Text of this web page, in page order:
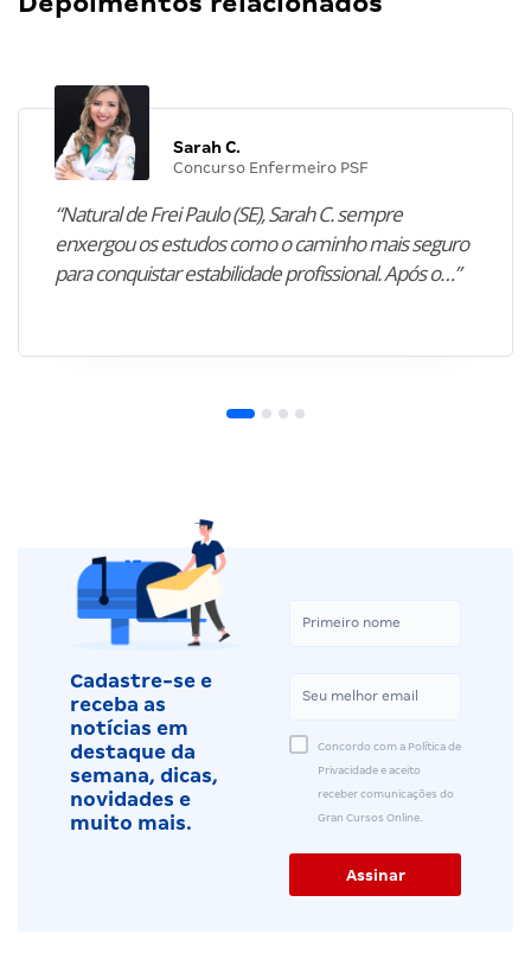
Sarah C.
Concurso Enfermeiro PSF
“Natural de Frei Paulo (SE), Sarah C. sempre
enxergou os estudos como o caminho mais seguro
para conquistar estabilidade profissional. Após o…”
Cadastre-se e
receba as
notícias em
destaque da
semana, dicas,
novidades e
muito mais.
Concordo com a Política de
Privacidade e aceito
receber comunicações do
Gran Cursos Online.